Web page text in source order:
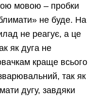
мовою – пробки
не буде. На
не реагує, а це
як дуга не
краще всього
так як
дугу, завдяки